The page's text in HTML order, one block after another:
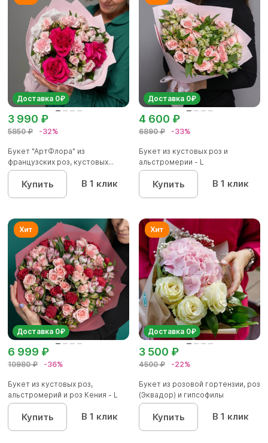
Доставка 0₽
5850 ₽ -32%
3 990 ₽
Букет "АртФлора" из
французских роз, кустовых...
Купить В 1 клик
Доставка 0₽
6890 ₽ -33%
4 600 ₽
Букет из кустовых роз и
альстромерии - L
Купить В 1 клик
Доставка 0₽
10980 ₽ -36%
6 999 ₽
Букет из кустовых роз,
альстромерий и роз Кения - L
Купить В 1 клик
Доставка 0₽
4500 ₽ -22%
3 500 ₽
Букет из розовой гортензии, роз
(Эквадор) и гипсофилы
Купить В 1 клик